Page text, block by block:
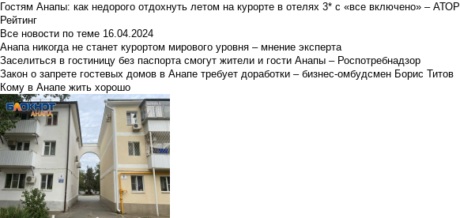
Гостям Анапы: как недорого отдохнуть летом на курорте в отелях 3* с «все включено» – АТОР
Рейтинг
Все новости по теме 16.04.2024
Анапа никогда не станет курортом мирового уровня – мнение эксперта
Заселиться в гостиницу без паспорта смогут жители и гости Анапы – Роспотребнадзор
Закон о запрете гостевых домов в Анапе требует доработки – бизнес-омбудсмен Борис Титов
Кому в Анапе жить хорошо